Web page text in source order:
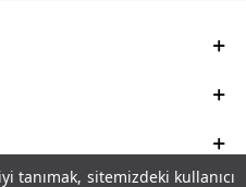
tanımak, sitemizdeki kullanıcı